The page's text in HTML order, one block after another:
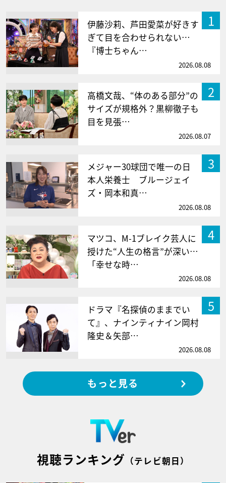
1
伊藤沙莉、芦田愛菜が好きす
ぎて目を合わせられない…
『博士ちゃん…
2026.08.08
2
高橋文哉、“体のある部分”の
サイズが規格外？黒柳徹子も
目を見張…
2026.08.07
3
メジャー30球団で唯一の日
本人栄養士 ブルージェイ
ズ・岡本和真…
2026.08.08
4
マツコ、M-1ブレイク芸人に
授けた“人生の格言”が深い…
「幸せな時…
2026.08.08
5
ドラマ『名探偵のままでい
て』、ナインティナイン岡村
隆史＆矢部…
2026.08.08
もっと見る
視聴ランキング （テレビ朝日）